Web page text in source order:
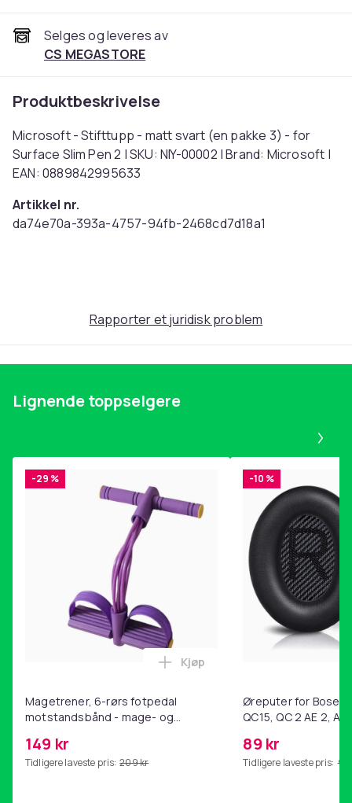
Selges og leveres av
CS MEGASTORE
Produktbeskrivelse
Microsoft - Stifttupp - matt svart (en pakke 3) - for
Surface Slim Pen 2 | SKU: NIY-00002 | Brand: Microsoft |
EAN: 0889842995633
Artikkel nr.
da74e70a-393a-4757-94fb-2468cd7d18a1
Rapporter et juridisk problem
Lignende toppselgere
-29 %
Magetrener, 6-rørs fotpedal
motstandsbånd - mage- og
hjemmegymnastikk Purple
149 kr
Tidligere laveste pris: 209 kr
Legg Magetrener, 6-rørs
Kjøp
-10 %
Øreputer for Bose
QC15, QC 2 AE 2, AE
89 kr
Tidligere laveste pris: 99